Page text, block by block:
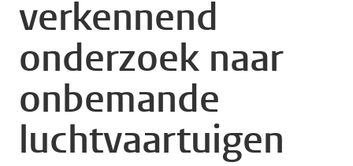
verkennend
onderzoek naar
onbemande
luchtvaartuigen